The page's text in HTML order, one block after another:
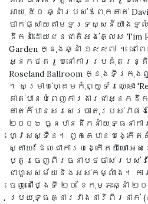
អាយុ ៥០ ឆ្នាំរបស់ឪពុកគាត់
ចាក់ផ្សាយតាមទូរទស្សន៍យ៉ាងទូ
ដឹកនាំដោយជនជាតិអង់គ្លេស Tim
Garden ក្នុងឆ្នាំ ១៩៩៧ ។ នៅព
អ្នកថតរូបនៅការប្រគុំតន្រ្តី
Roseland Ballroom ក្នុងទីក្
។ សម្រាប់ហ្គេមកុំព្យួទ័រឈ្មោះ
គាត់បានបំពេញការងារជាអ្នកដឹ
គាត់ក៏បានសរសេរធាតុរបស់វា
២០០៦ ចូនបានដឹកនាំយុទ្ធនាកា
ហ្វេសស្ទឺន។ ពួកគេបានបង្កើ
ស្តាយ' ដែលជាការបង្កើតយីហោអ
ប្តូរចេញពីរចនាបថចាស់របស់វា
ជាហួសសម័យនិងអស់កម្លាំង។ កា
ចេញនៅថ្ងៃទី ២០ ខែកុម្ភះឆ្នាំ
ប្រយុទ្ធគ្នារវាងនារីពីរនា